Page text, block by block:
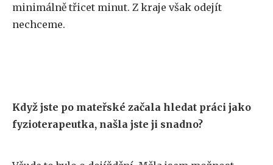
minimálně třicet minut. Z kraje však odejít
nechceme.
Když jste po mateřské začala hledat práci jako
fyzioterapeutka, našla jste ji snadno?